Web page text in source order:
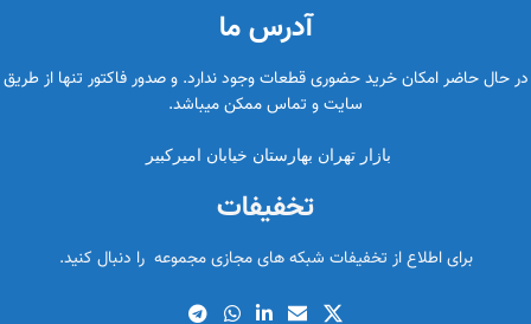
آدرس ما
در حال حاضر امکان خرید حضوری قطعات وجود ندارد. و صدور فاکتور تنها از طریق
سایت و تماس ممکن میباشد.
بازار تهران بهارستان خیابان امیرکبیر
تخفیفات
برای اطلاع از تخفیفات شبکه های مجازی مجموعه را دنبال کنید.